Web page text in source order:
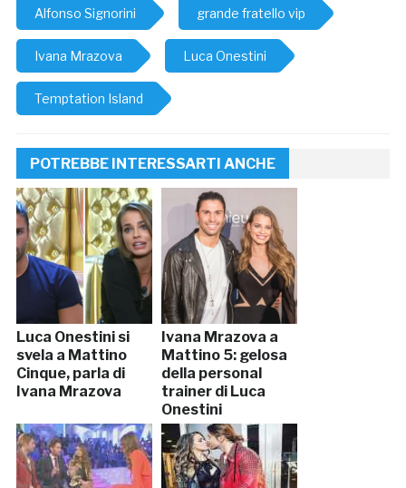
Alfonso Signorini grande fratello vip
Ivana Mrazova Luca Onestini
Temptation Island
POTREBBE INTERESSARTI ANCHE
Luca Onestini si
svela a Mattino
Cinque, parla di
Ivana Mrazova
Ivana Mrazova a
Mattino 5: gelosa
della personal
trainer di Luca
Onestini